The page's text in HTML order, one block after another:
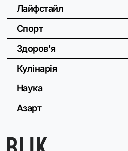
Лайфстайл
Спорт
Здоров'я
Кулінарія
Наука
Азарт